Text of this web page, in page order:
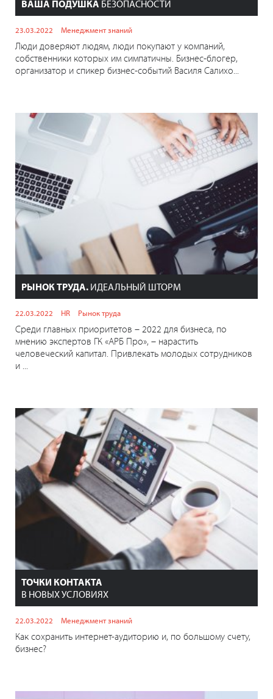
ВАША ПОДУШКА БЕЗОПАСНОСТИ
23.03.2022 Менеджмент знаний
Люди доверяют людям, люди покупают у компаний,
собственники которых им симпатичны. Бизнес-блогер,
организатор и спикер бизнес-событий Василя Салихо...
РЫНОК ТРУДА. ИДЕАЛЬНЫЙ ШТОРМ
22.03.2022 HR Рынок труда
Среди главных приоритетов – 2022 для бизнеса, по
мнению экспертов ГК «АРБ Про», – нарастить
человеческий капитал. Привлекать молодых сотрудников
и ...
ТОЧКИ КОНТАКТА
В НОВЫХ УСЛОВИЯХ
22.03.2022 Менеджмент знаний
Как сохранить интернет-аудиторию и, по большому счету,
бизнес?